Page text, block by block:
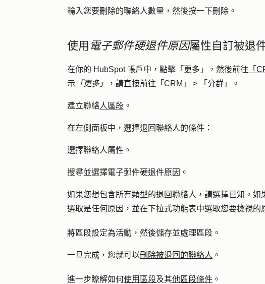
輸入您要刪除的聯絡人數量，然後按一下刪除 。
使用 電子郵件硬退件原因屬性自訂被退
在你的 HubSpot 帳戶中，點擊 「更多」 ，然後前往 「
示 「更多」 ，請直接前往 「CRM」 > 「分群」 。
建立聯絡人區段 。
在左側面板中，選擇退回聯絡人的條件：
選擇聯絡人屬性 。
搜尋並選擇電子郵件硬退件原因 。
如果您想包含所有類型的退回聯絡人，請選擇已知 。如
選取是任何原因，並在下拉式功能表中選取您要檢視的
將區段設定為活動，然後儲存並處理區段。
一旦完成，您就可以刪除被退回的聯絡人 。
進一步瞭解如何使用區段及其他區段條件 。